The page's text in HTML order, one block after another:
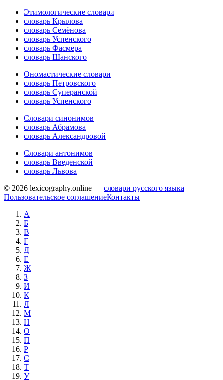
Этимологические словари
словарь Крылова
словарь Семёнова
словарь Успенского
словарь Фасмера
словарь Шанского
Ономастические словари
словарь Петровского
словарь Суперанской
словарь Успенского
Словари синонимов
словарь Абрамова
словарь Александровой
Словари антонимов
словарь Введенской
словарь Львова
© 2026 lexicography.online — словари русского языка
Пользовательское соглашениеКонтакты
А
Б
В
Г
Д
Е
Ж
З
И
К
Л
М
Н
О
П
Р
С
Т
У